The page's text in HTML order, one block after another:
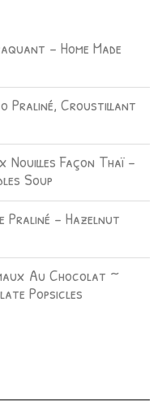
– Home Made
Praliné, Croustillant
Nouilles Façon Thaï –
Soup
Praliné – Hazelnut
Au Chocolat ~
Popsicles